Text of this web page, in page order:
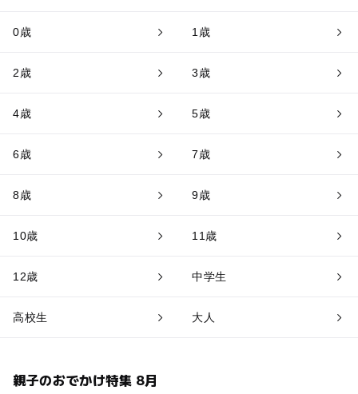
0歳 1歳
2歳 3歳
4歳 5歳
6歳 7歳
8歳 9歳
10歳 11歳
12歳 中学生
高校生 大人
親子のおでかけ特集 8月